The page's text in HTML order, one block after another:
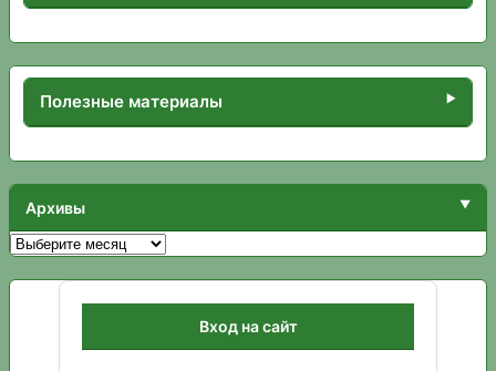
Полезные материалы
Архивы
Архивы
Вход на сайт